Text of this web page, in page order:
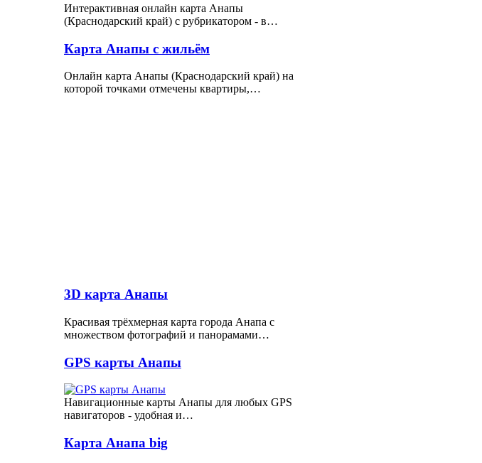
Интерактивная онлайн карта Анапы
(Краснодарский край) с рубрикатором - в…
Карта Анапы с жильём
Онлайн карта Анапы (Краснодарский край) на
которой точками отмечены квартиры,…
3D карта Анапы
Красивая трёхмерная карта города Анапа с
множеством фотографий и панорамами…
GPS карты Анапы
Навигационные карты Анапы для любых GPS
навигаторов - удобная и…
Карта Анапа big